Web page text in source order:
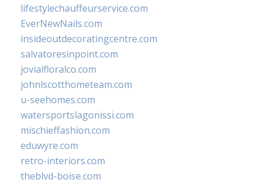
lifestylechauffeurservice.com
EverNewNails.com
insideoutdecoratingcentre.com
salvatoresinpoint.com
jovialfloralco.com
johnlscotthometeam.com
u-seehomes.com
watersportslagonissi.com
mischieffashion.com
eduwyre.com
retro-interiors.com
theblvd-boise.com